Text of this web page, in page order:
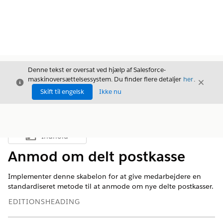
Luk
Denne tekst er oversat ved hjælp af Salesforce-
maskinoversættelsessystem. Du finder flere detaljer her.
Skift til engelsk
Ikke nu
Luk
Vis indholdsfortegnelse
Indhold
Anmod om delt postkasse
Implementer denne skabelon for at give medarbejdere en
standardiseret metode til at anmode om nye delte postkasser.
EDITIONSHEADING